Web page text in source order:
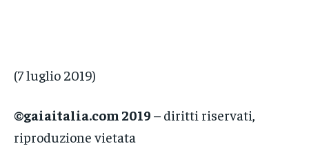
(7 luglio 2019)
©gaiaitalia.com 2019 – diritti riservati,
riproduzione vietata